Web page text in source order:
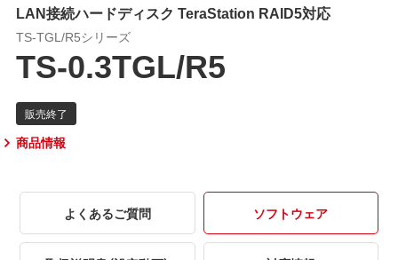
LAN接続ハードディスク TeraStation RAID5対応
TS-TGL/R5シリーズ
TS-0.3TGL/R5
商品情報
よくあるご質問 ソフトウェア